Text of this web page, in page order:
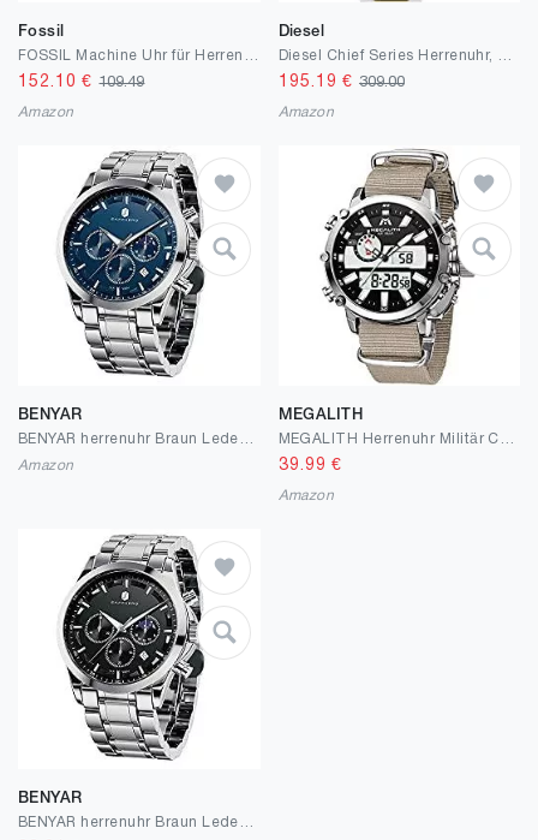
Fossil
152.10 €109.49
Amazon
Diesel
195.19 € 309.00
Amazon
BENYAR
Amazon
MEGALITH
39.99 €
Amazon
BENYAR